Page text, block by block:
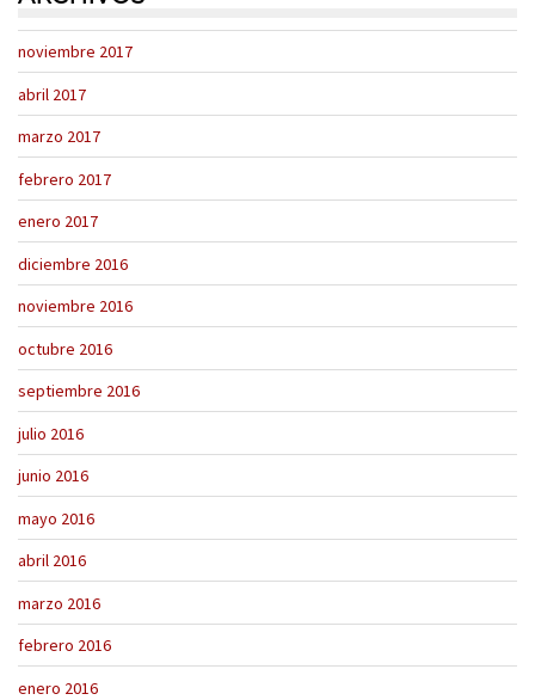
noviembre 2017
abril 2017
marzo 2017
febrero 2017
enero 2017
diciembre 2016
noviembre 2016
octubre 2016
septiembre 2016
julio 2016
junio 2016
mayo 2016
abril 2016
marzo 2016
febrero 2016
enero 2016